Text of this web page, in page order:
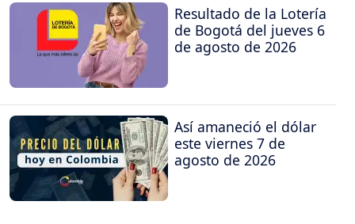
Resultado de la Lotería
de Bogotá del jueves 6
de agosto de 2026
Así amaneció el dólar
este viernes 7 de
agosto de 2026